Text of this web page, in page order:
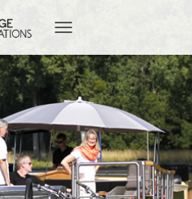
O
G
G
L
N
A
V
I
G